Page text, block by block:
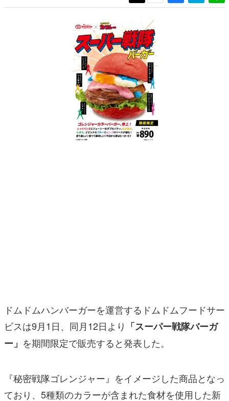
ゲームに多大な影響を受けた作家さんに取材し、ゲームが
日本のコンテンツ産業やカルチャーに与えた影響を探る企
画です。
日本モバイルゲーム産業史
日本のモバイルゲーム史における主要なトピック・タイト
ルを網羅するほか、開発者へのインタビューや識者による
解説を掲載。約20年の歴史が一望できる決定版！
若ゲのいたり〜ゲームクリエイターの青春〜
『うつヌケ』『ペンと箸』等で知られるマンガ家・田中圭
一先生によるゲーム業界レポートマンガです。
なんでゲームは面白い？
アプリレビュー
その他
運営：株式会社マレ
ドムドムハンバーガーを運営するドムドムフードサー
ビスは9月1日、同月12日より 「スーパー戦隊バーガ
ー」 を期間限定で販売すると発表した。
『秘密戦隊ゴレンジャー』をイメージした商品となっ
ており、5種類のカラーが含まれた食材を使用した新